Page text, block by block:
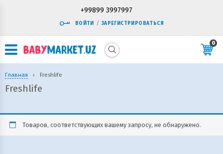
+99899 3997997
ВОЙТИ / ЗАРЕГИСТРИРОВАТЬСЯ
0
Главная › Freshlife
Freshlife
Товаров, соответствующих вашему запросу, не обнаружено.